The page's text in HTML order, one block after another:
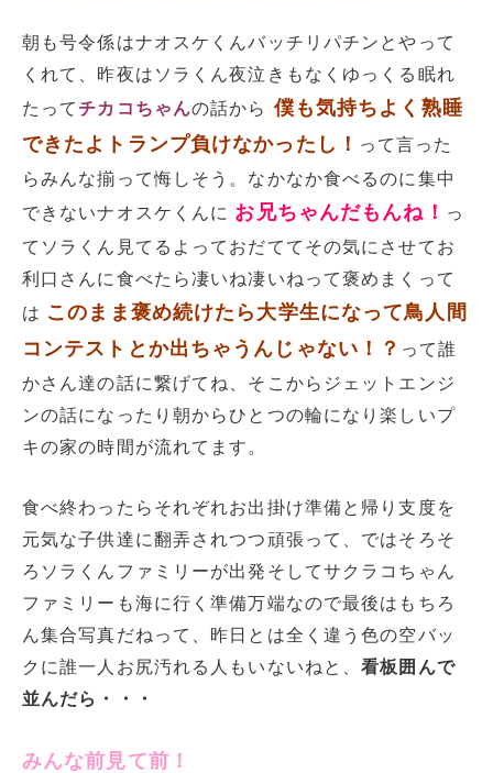
朝も号令係はナオスケくんバッチリパチンとやって
くれて、昨夜はソラくん夜泣きもなくゆっくる眠れ
たってチカコちゃんの話から 僕も気持ちよく熟睡
できたよトランプ負けなかったし！ って言った
らみんな揃って悔しそう。なかなか食べるのに集中
できないナオスケくんに お兄ちゃんだもんね！ っ
てソラくん見てるよっておだててその気にさせてお
利口さんに食べたら凄いね凄いねって褒めまくって
は このまま褒め続けたら大学生になって鳥人間
コンテストとか出ちゃうんじゃない！？ って誰
かさん達の話に繋げてね、そこからジェットエンジ
ンの話になったり朝からひとつの輪になり楽しいプ
キの家の時間が流れてます。
食べ終わったらそれぞれお出掛け準備と帰り支度を
元気な子供達に翻弄されつつ頑張って、ではそろそ
ろソラくんファミリーが出発そしてサクラコちゃん
ファミリーも海に行く準備万端なので最後はもちろ
ん集合写真だねって、昨日とは全く違う色の空バッ
クに誰一人お尻汚れる人もいないねと、看板囲んで
並んだら・・・
みんな前見て前！